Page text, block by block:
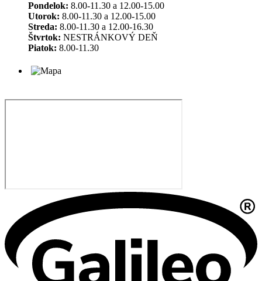
Pondelok: 8.00-11.30 a 12.00-15.00
Utorok: 8.00-11.30 a 12.00-15.00
Streda: 8.00-11.30 a 12.00-16.30
Štvrtok: NESTRÁNKOVÝ DEŇ
Piatok: 8.00-11.30